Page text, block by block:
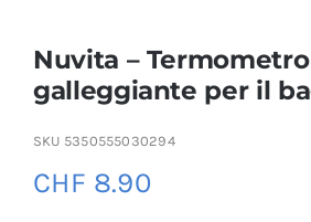
Nuvita – Termometro
galleggiante per il
SKU 5350555030294
CHF 8.90